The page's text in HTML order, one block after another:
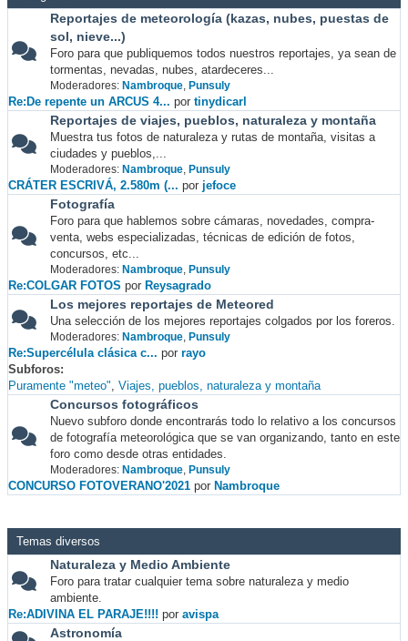
Reportajes de meteorología (kazas, nubes, puestas de
sol, nieve...)
Foro para que publiquemos todos nuestros reportajes, ya sean de
tormentas, nevadas, nubes, atardeceres...
Moderadores: Nambroque, Punsuly
Re:De repente un ARCUS 4... por tinydicarl
Reportajes de viajes, pueblos, naturaleza y montaña
Muestra tus fotos de naturaleza y rutas de montaña, visitas a
ciudades y pueblos,...
Moderadores: Nambroque, Punsuly
CRÁTER ESCRIVÁ, 2.580m (... por jefoce
Fotografía
Foro para que hablemos sobre cámaras, novedades, compra-
venta, webs especializadas, técnicas de edición de fotos,
concursos, etc...
Moderadores: Nambroque, Punsuly
Re:COLGAR FOTOS por Reysagrado
Los mejores reportajes de Meteored
Una selección de los mejores reportajes colgados por los foreros.
Moderadores: Nambroque, Punsuly
Re:Supercélula clásica c... por rayo
Subforos
Puramente "meteo" Viajes, pueblos, naturaleza y montaña
Concursos fotográficos
Nuevo subforo donde encontrarás todo lo relativo a los concursos
de fotografía meteorológica que se van organizando, tanto en este
foro como desde otras entidades.
Moderadores: Nambroque, Punsuly
CONCURSO FOTOVERANO'2021 por Nambroque
Temas diversos
Naturaleza y Medio Ambiente
Foro para tratar cualquier tema sobre naturaleza y medio
ambiente.
Re:ADIVINA EL PARAJE!!!! por avispa
Astronomía